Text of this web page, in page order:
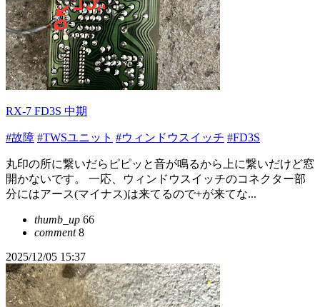
RX-7 FD3S 中期
#故障 #TWSユニット #ウィンドウスイッチ #FD3S
丸印の所に繋いだらピピッと音が鳴るから上に繋いだけど窓
開かないです。 一応、ウィンドウスイッチのコネクター部
分にはアース(マイナス)は来てるので+が来てな...
thumb_up 66
comment8
2025/12/05 15:37